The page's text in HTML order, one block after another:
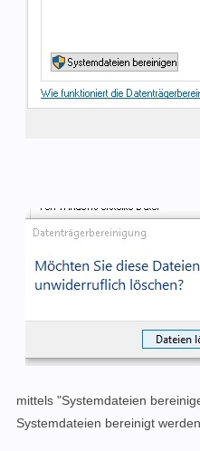
mittels "Systemdateien
Systemdateien bereinigt werden.